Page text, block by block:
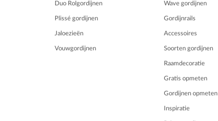
Duo Rolgordijnen
Plissé gordijnen
Jaloezieën
Vouwgordijnen
Wave gordijnen
Gordijnrails
Accessoires
Soorten gordijnen
Raamdecoratie
Gratis opmeten
Gordijnen opmeten
Inspiratie